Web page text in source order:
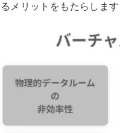
るメリットをもたらします